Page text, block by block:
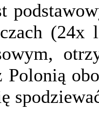
(24x
Polonią